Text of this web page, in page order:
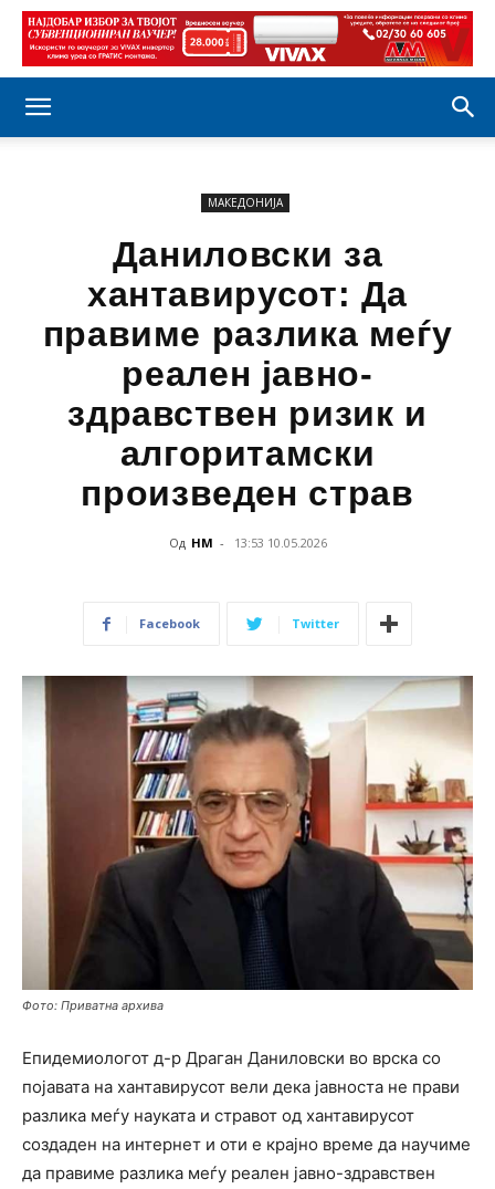
МАКЕДОНИЈА
Даниловски за
хантавирусот: Да
правиме разлика меѓу
реален јавно-
здравствен ризик и
алгоритамски
произведен страв
Од НМ - 13:53 10.05.2026
Facebook Twitter
Фото: Приватна архива
Епидемиологот д-р Драган Даниловски во врска со
појавата на хантавирусот вели дека јавноста не прави
разлика меѓу науката и стравот од хантавирусот
создаден на интернет и оти е крајно време да научиме
да правиме разлика меѓу реален јавно-здравствен